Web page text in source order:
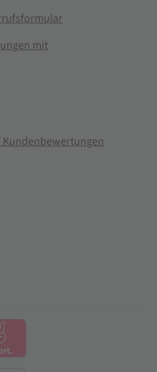
mit